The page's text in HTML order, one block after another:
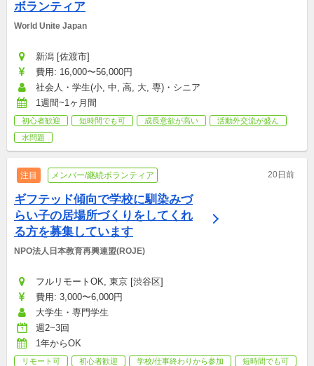
ボランティア
World Unite Japan
新潟 [佐渡市]
費用: 16,000〜56,000円
社会人・学生(小, 中, 高, 大, 専)・シニア
1週間~1ヶ月間
初心者歓迎 短時間でも可 成長意欲が高い
活動外交流が盛ん
水問題
注目 メンバー/継続ボランティア 20日前
ギフテッド傾向で学校に馴染みづ
らい子の居場所づくりをしてくれ
る方を募集しています
NPO法人日本教育再興連盟(ROJE)
フルリモートOK, 東京 [渋谷区]
費用: 3,000〜6,000円
大学生・専門学生
週2~3回
1年からOK
リモート可 初心者歓迎 学校/仕事終わりから参加
短時間でも可